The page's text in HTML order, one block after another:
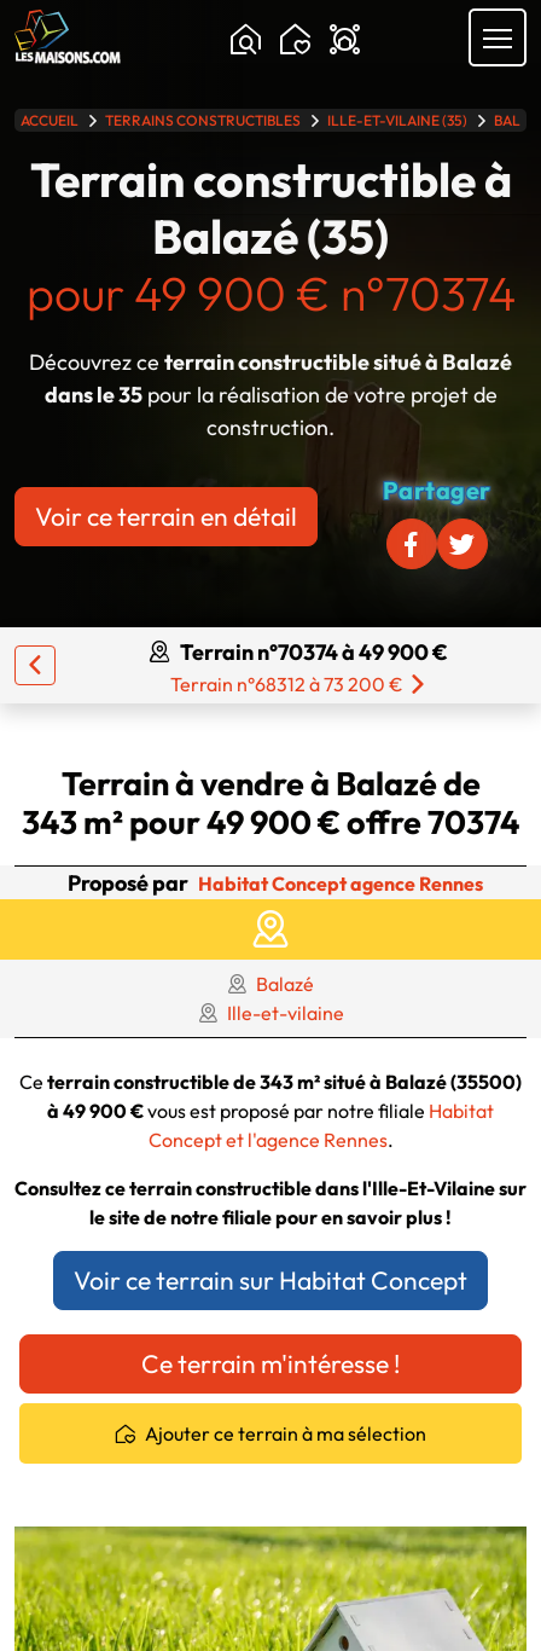
Chargement...
ACCUEIL TERRAINS CONSTRUCTIBLES ILLE-ET-VILAINE (35)
Terrain constructible à
Balazé (35)
pour 49 900 € n°70374
Découvrez ce terrain constructible situé à Balazé
dans le 35pour la réalisation de votre projet de
construction.
Voir ce terrain en détail
Partager
Terrain n°70374 à 49 900 €
Terrain n°68312 à 73 200 €
Terrain à vendre à Balazé de
343 m² pour 49 900 € offre 70374
Proposé par Habitat Concept agence Rennes
Balazé
Ille-et-vilaine
Ce terrain constructible de 343 m² situé à Balazé (35500)
à 49 900 €vous est proposé par notre filiale Habitat
Concept et l'agence Rennes.
Consultez ce terrain constructible dans l'Ille-Et-Vilaine sur
le site de notre filiale pour en savoir plus !
Voir ce terrain sur Habitat Concept
Ce terrain m'intéresse !
Ajouter ce terrain à ma sélection